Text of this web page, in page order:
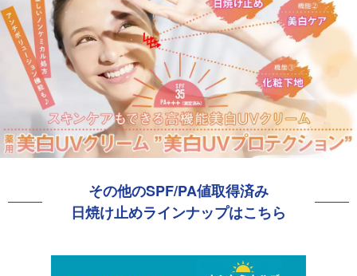
その他のSPF/PA値取得済み
日焼け止めラインナップはこちら